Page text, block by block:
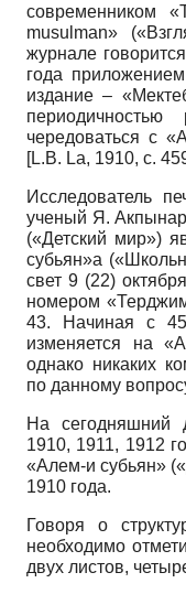
современником
musulman»
журнале
года
издание –
чередоваться с
[L.B. La, 1910, с.
Исследователь
ученый Я. Акпынар
(«Детский мир»)
субьян»а
свет 9 (22)
номером
43. Начиная с
изменяется на
однако никаких
по данному
На сегодняшний
1910, 1911, 1912
«Алем-и субьян»
1910 года.
Говоря о
необходимо
двух листов,